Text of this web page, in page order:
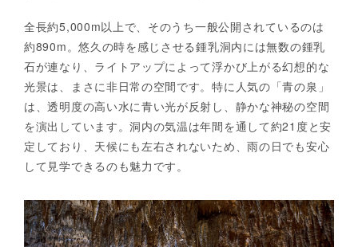
全長約5,000m以上で、そのうち一般公開されているのは
約890m。悠久の時を感じさせる鍾乳洞内には無数の鍾乳
石が連なり、ライトアップによって浮かび上がる幻想的な
光景は、まさに非日常の空間です。特に人気の「青の泉」
は、透明度の高い水に青い光が反射し、静かな神秘の空間
を演出しています。洞内の気温は年間を通して約21度と安
定しており、天候にも左右されないため、雨の日でも安心
して見学できるのも魅力です。